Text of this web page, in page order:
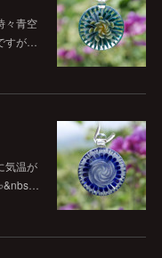
々青空
すが…
気温が